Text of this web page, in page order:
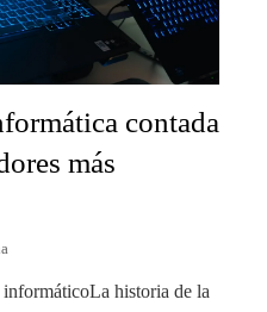
contada
más
historia de la